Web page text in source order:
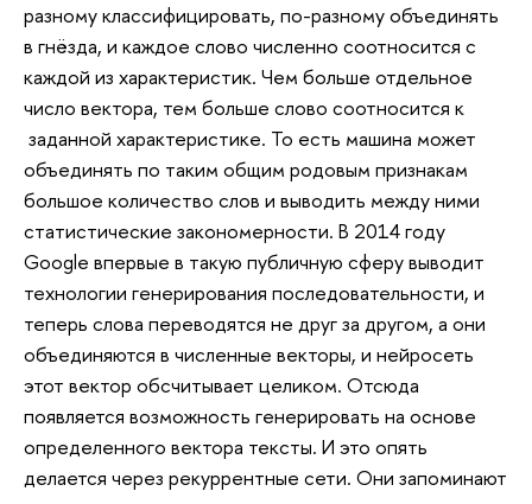
разному классифицировать, по-разному объединять
в гнёзда, и каждое слово численно соотносится с
каждой из характеристик. Чем больше отдельное
число вектора, тем больше слово соотносится к
заданной характеристике. То есть машина может
объединять по таким общим родовым признакам
большое количество слов и выводить между ними
статистические закономерности. В 2014 году
Google впервые в такую публичную сферу выводит
технологии генерирования последовательности, и
теперь слова переводятся не друг за другом, а они
объединяются в численные векторы, и нейросеть
этот вектор обсчитывает целиком. Отсюда
появляется возможность генерировать на основе
определенного вектора тексты. И это опять
делается через рекуррентные сети. Они запоминают